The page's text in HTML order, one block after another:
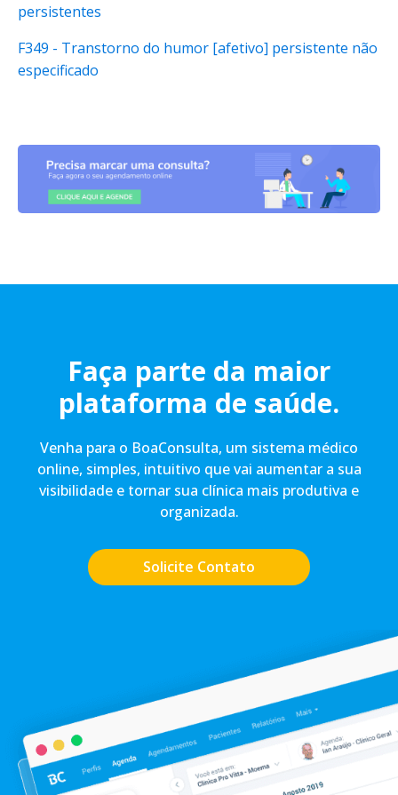
persistentes
F349 - Transtorno do humor [afetivo] persistente não
especificado
Faça parte da maior
plataforma de saúde.
Venha para o BoaConsulta, um sistema médico
online, simples, intuitivo que vai aumentar a sua
visibilidade e tornar sua clínica mais produtiva e
organizada.
Solicite Contato